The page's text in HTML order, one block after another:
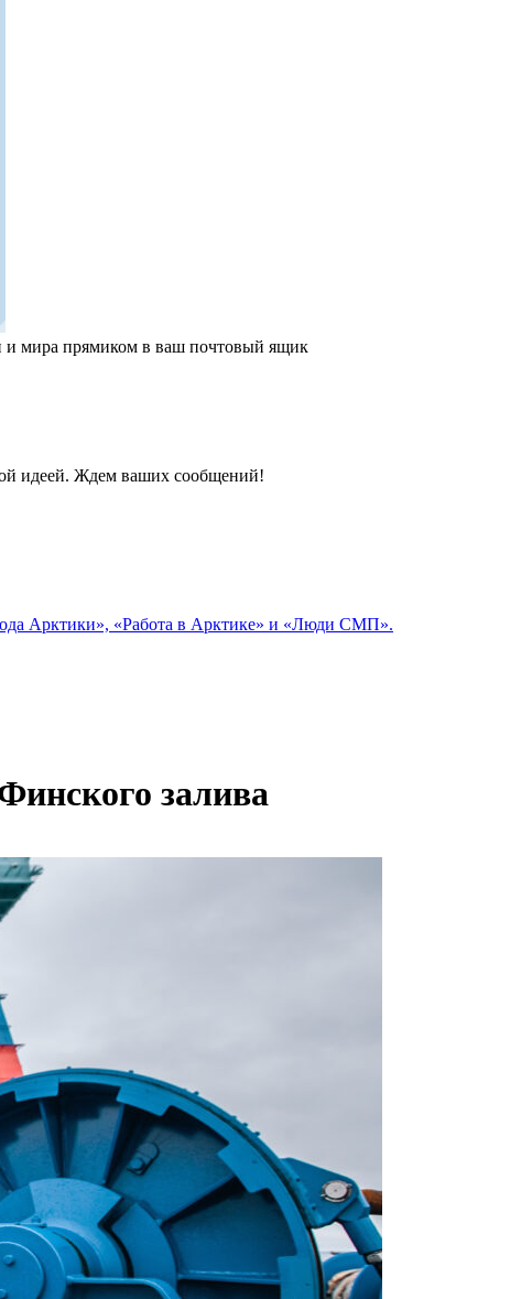
и мира прямиком в ваш почтовый ящик
идеей. Ждем ваших сообщений!
Арктики», «Работа в Арктике» и «Люди СМП».
залива